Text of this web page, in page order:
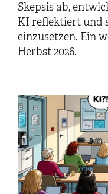
Skepsis ab,
KI reflektiert und
einzusetzen. Ein
Herbst 2026.